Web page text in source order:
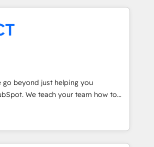
7 ... All Experts 3️⃣ Integrate |
your API Integration project... ⬅️
⬅️ to access 150+ Kickstart
that put HubSpot in the center
🛍️ Shopify or
💲 Stripe or Paypal 💰 Sage or
or Microsoft ✍️ DocuSign or
"Custom Integrations"
sync data across... 🔄 any
go beyond just helping you
team how to
evolution of They Ask, You
the only HubSpot partner built
coaching and training. That means